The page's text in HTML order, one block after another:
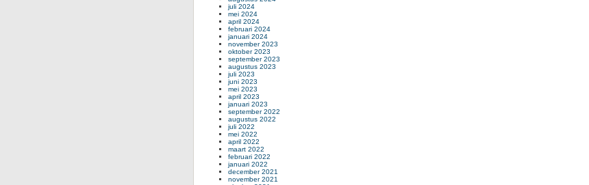
juli 2024
mei 2024
april 2024
februari 2024
januari 2024
november 2023
oktober 2023
september 2023
augustus 2023
juli 2023
juni 2023
mei 2023
april 2023
januari 2023
september 2022
augustus 2022
juli 2022
mei 2022
april 2022
maart 2022
februari 2022
januari 2022
december 2021
november 2021